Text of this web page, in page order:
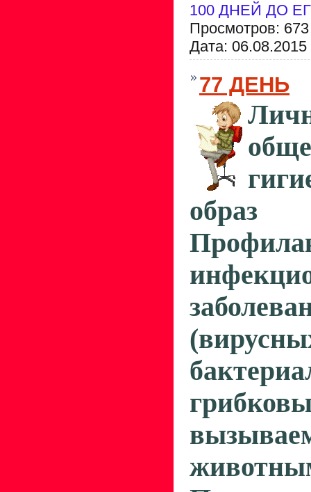
100 ДНЕЙ ДО
Просмотров:
Дата: 06.08.2015
77 ДЕНЬ